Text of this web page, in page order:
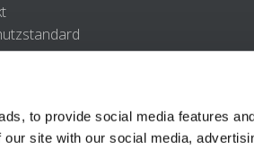
to provide social media features
site with our social media,
Login